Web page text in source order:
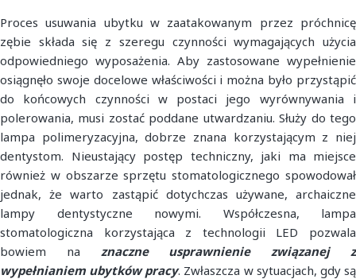
Proces usuwania ubytku w zaatakowanym przez próchnicę
zębie składa się z szeregu czynności wymagających użycia
odpowiedniego wyposażenia. Aby zastosowane wypełnienie
osiągnęło swoje docelowe właściwości i można było przystąpić
do końcowych czynności w postaci jego wyrównywania i
polerowania, musi zostać poddane utwardzaniu. Służy do tego
lampa polimeryzacyjna, dobrze znana korzystającym z niej
dentystom. Nieustający postęp techniczny, jaki ma miejsce
również w obszarze sprzętu stomatologicznego spowodował
jednak, że warto zastąpić dotychczas używane, archaiczne
lampy dentystyczne nowymi. Współczesna, lampa
stomatologiczna korzystająca z technologii LED pozwala
bowiem na znaczne usprawnienie związanej z
wypełnianiem ubytków pracy. Zwłaszcza w sytuacjach, gdy są